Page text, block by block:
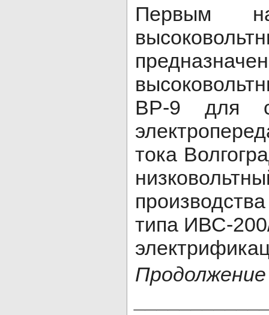
Первым
ВР-9 для
тока
типа ИВС-